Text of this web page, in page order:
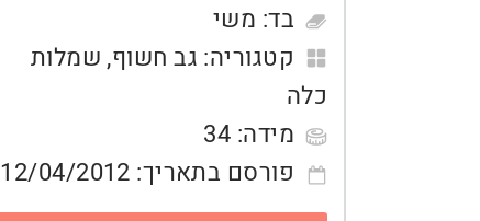
בד: משי
קטגוריה: גב חשוף, שמלות
כלה
מידה: 34
פורסם בתאריך: 12/04/2012